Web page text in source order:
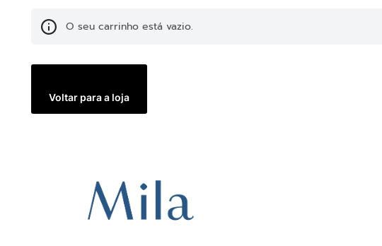
O seu carrinho está vazio.
Voltar para a loja